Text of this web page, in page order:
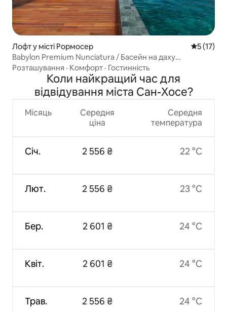
Лофт у місті Рормосер Середня
5 (17)
Babylon Premium Nunciatura / Басейн на даху
Тренажерний зал
Розташування · Комфорт · Гостинність
Коли найкращий час для
відвідування міста Сан-Хосе?
Місяць
Січ.
Лют.
Бер.
Квіт.
Трав.
Середня
ціна
2 556 ₴
2 556 ₴
2 601 ₴
2 601 ₴
2 556 ₴
Середня
температура
22 °C
23 °C
24 °C
24 °C
24 °C